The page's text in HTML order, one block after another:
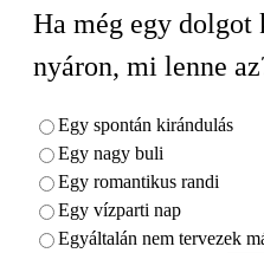
Ha még egy
nyáron, mi lenne
Egy spontán kirándulás
Egy nagy buli
Egy romantikus randi
Egy vízparti nap
Egyáltalán nem tervezek